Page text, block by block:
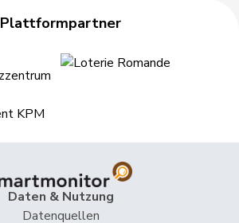
Plattformpartner
Daten & Nutzung
Datenquellen